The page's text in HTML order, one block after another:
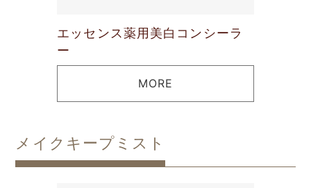
エッセンス薬用美白コンシーラ
ー
MORE
メイクキープミスト